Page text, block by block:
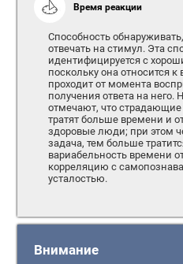
Время реакции
Способность
отвечать на стимул. Эта
идентифицируется с
поскольку она относится к
проходит от момента
получения ответа на него.
отмечают, что
тратят больше времени и
здоровые люди; при этом
задача, тем больше
вариабельность времени
корреляцию с
усталостью.
Внимание